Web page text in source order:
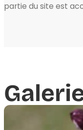
partie du site est